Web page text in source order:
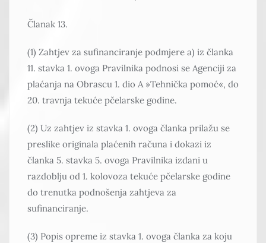
Članak 13.
(1) Zahtjev za sufinanciranje podmjere a) iz članka
11. stavka 1. ovoga Pravilnika podnosi se Agenciji za
plaćanja na Obrascu 1. dio A »Tehnička pomoć«, do
20. travnja tekuće pčelarske godine.
(2) Uz zahtjev iz stavka 1. ovoga članka prilažu se
preslike originala plaćenih računa i dokazi iz
članka 5. stavka 5. ovoga Pravilnika izdani u
razdoblju od 1. kolovoza tekuće pčelarske godine
do trenutka podnošenja zahtjeva za
sufinanciranje.
(3) Popis opreme iz stavka 1. ovoga članka za koju